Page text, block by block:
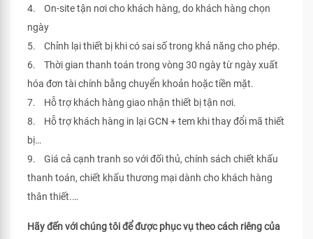
4. On-site tận nơi cho khách hàng, do khách hàng chọn
ngày
5. Chỉnh lại thiết bị khi có sai số trong khả năng cho phép.
6. Thời gian thanh toán trong vòng 30 ngày từ ngày xuất
hóa đơn tài chính bằng chuyển khoản hoặc tiền mặt.
7. Hỗ trợ khách hàng giao nhận thiết bị tận nơi.
8. Hỗ trợ khách hàng in lại GCN + tem khi thay đổi mã thiết
bị…
9. Giá cả cạnh tranh so với đối thủ, chính sách chiết khấu
thanh toán, chiết khấu thương mại dành cho khách hàng
thân thiết.…
Hãy đến với chúng tôi để được phục vụ theo cách riêng của